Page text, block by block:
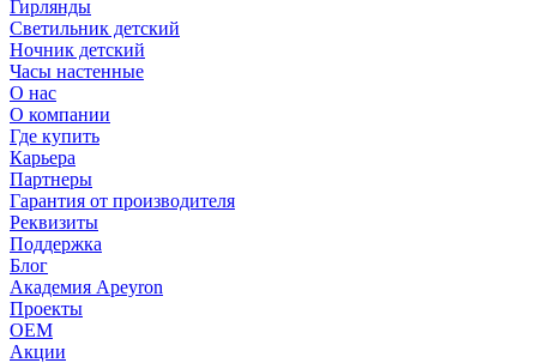
Гирлянды
Светильник детский
Ночник детский
Часы настенные
О нас
О компании
Где купить
Карьера
Партнеры
Гарантия от производителя
Реквизиты
Поддержка
Блог
Академия Apeyron
Проекты
ОЕМ
Акции